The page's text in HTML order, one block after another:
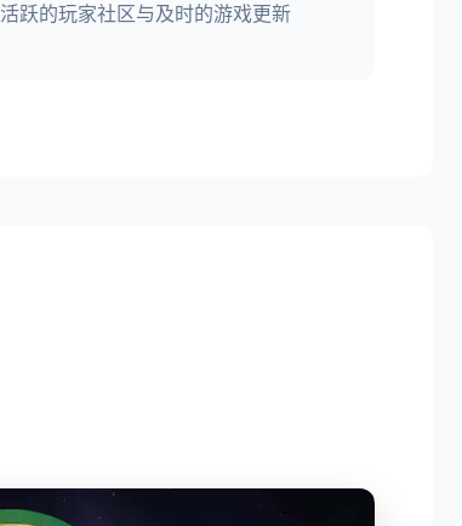
活跃的玩家社区与及时的游戏更新